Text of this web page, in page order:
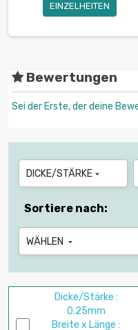
EINZELHEITEN
Bewertungen
Sei der Erste, der deine
DICKE/STÄRKE 
Sortiere nach:
WÄHLEN 
Dicke/Stärke :
0.25mm
Breite x Länge :